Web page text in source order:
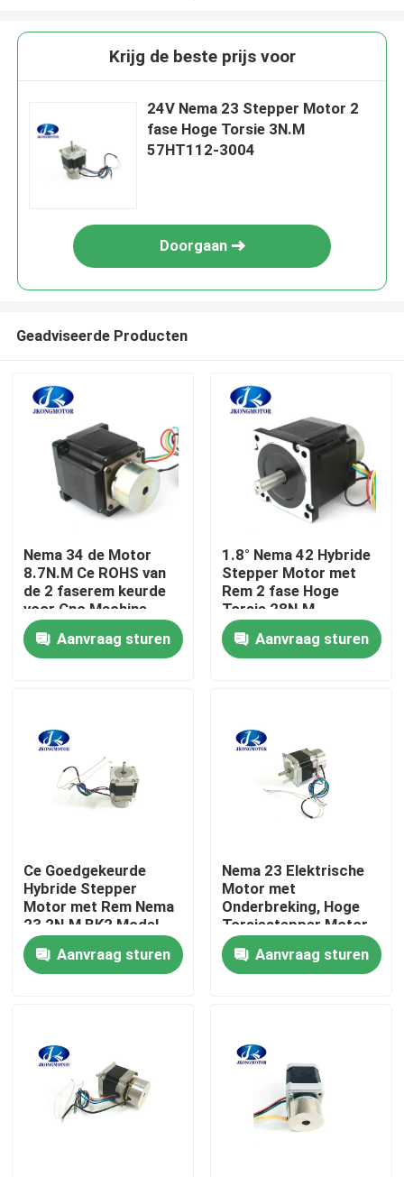
Huis
Ongeveer ons
Kwaliteitscontrole
Contacteer ons
met een ingebouwde stapsservo-motor
Geïntegreerde DC-servomotor
Krijg de beste prijs voor
24V Nema 23 Stepper Motor 2
fase Hoge Torsie 3N.M
57HT112-3004
Doorgaan
Geadviseerde Producten
Nema 34 de Motor
8.7N.M Ce ROHS van
de 2 faserem keurde
voor Cnc Machine
goed
Aanvraag sturen
1.8° Nema 42 Hybride
Stepper Motor met
Rem 2 fase Hoge
Torsie 28N.M
Aanvraag sturen
Ce Goedgekeurde
Hybride Stepper
Motor met Rem Nema
23 2N.M BK2 Model
Aanvraag sturen
Nema 23 Elektrische
Motor met
Onderbreking, Hoge
Torsiestepper Motor
1.89N.M 26 Oz.In
57HT76-2804
Aanvraag sturen